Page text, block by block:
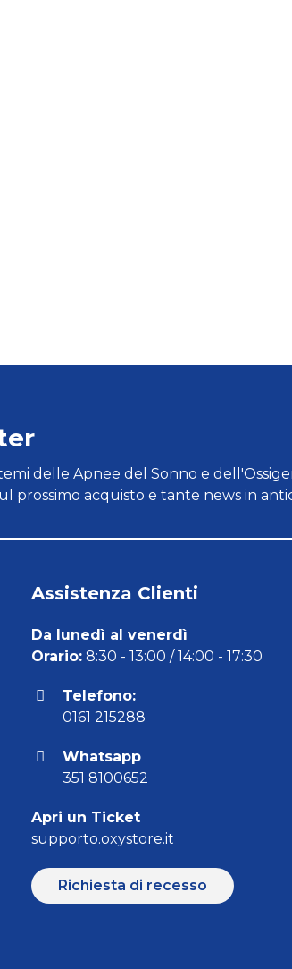
delle Apnee del Sonno e
prossimo acquisto e tante news in
Assistenza Clienti
Da lunedì al venerdì
Orario:8:30 - 13:00 / 14:00 - 17:30
Telefono:
0161 215288
Whatsapp
351 8100652
Apri un Ticket
supporto.oxystore.it
Richiesta di recesso